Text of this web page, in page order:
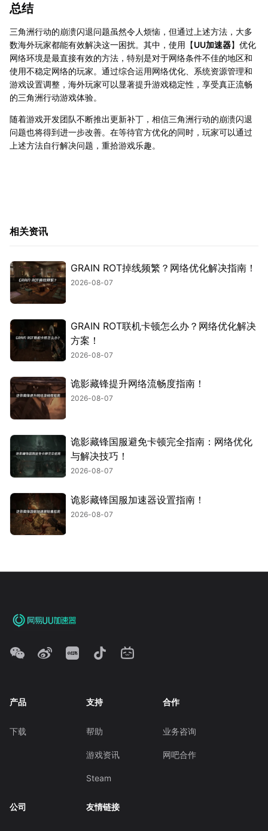
总结
三角洲行动的崩溃闪退问题虽然令人烦恼，但通过上述方法，大多
数海外玩家都能有效解决这一困扰。其中，使用【UU加速器】优化
网络环境是最直接有效的方法，特别是对于网络条件不佳的地区和
使用不稳定网络的玩家。通过综合运用网络优化、系统资源管理和
游戏设置调整，海外玩家可以显著提升游戏稳定性，享受真正流畅
的三角洲行动游戏体验。
随着游戏开发团队不断推出更新补丁，相信三角洲行动的崩溃闪退
问题也将得到进一步改善。在等待官方优化的同时，玩家可以通过
上述方法自行解决问题，重拾游戏乐趣。
相关资讯
GRAIN ROT掉线频繁？网络优化解决指南！
2026-08-07
GRAIN ROT联机卡顿怎么办？网络优化解决
方案！
2026-08-07
诡影藏锋提升网络流畅度指南！
2026-08-07
诡影藏锋国服避免卡顿完全指南：网络优化
与解决技巧！
2026-08-07
诡影藏锋国服加速器设置指南！
2026-08-07
产品
下载
支持
帮助
游戏资讯
Steam
合作
业务咨询
网吧合作
公司 友情链接